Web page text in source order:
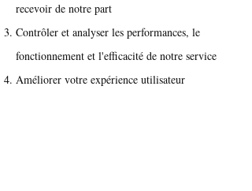
recevoir de notre part
Contrôler et analyser les performances, le
fonctionnement et l'efficacité de notre service
Améliorer votre expérience utilisateur